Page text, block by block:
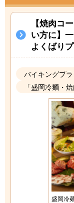
【焼肉コ
い方に】
よくばり
バイキングプ
「盛岡冷麺・
盛岡冷